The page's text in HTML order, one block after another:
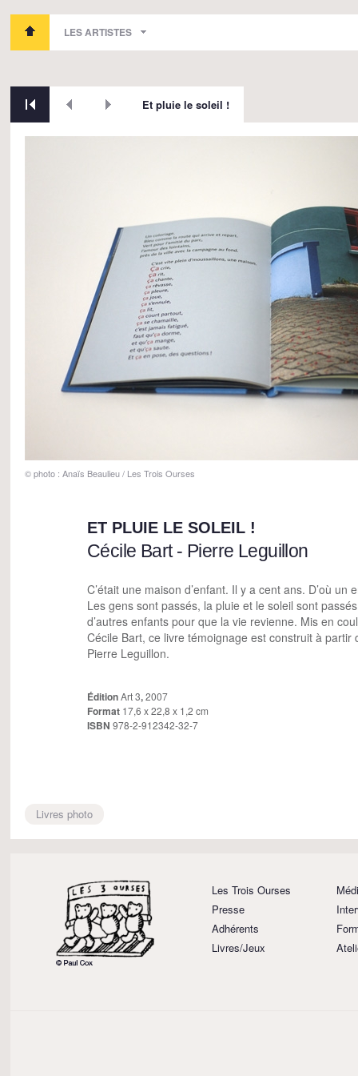
LES ARTISTES
Et pluie le soleil !
© photo : Anaïs Beaulieu / Les Trois Ourses
ET PLUIE LE SOLEIL !
Cécile Bart - Pierre Leguillon
C’était une maison d’enfant. Il y a cent ans. D’où
Les gens sont passés, la pluie et le soleil sont
d’autres enfants pour que la vie revienne. Mis en
Cécile Bart, ce livre témoignage est construit à partir
Pierre Leguillon.
ÉditionArt 3,2007
Format 17,6 x 22,8 x 1,2 cm
ISBN 978-2-912342-32-7
Livres photo
Les Trois Ourses
Presse
Adhérents
Livres/Jeux